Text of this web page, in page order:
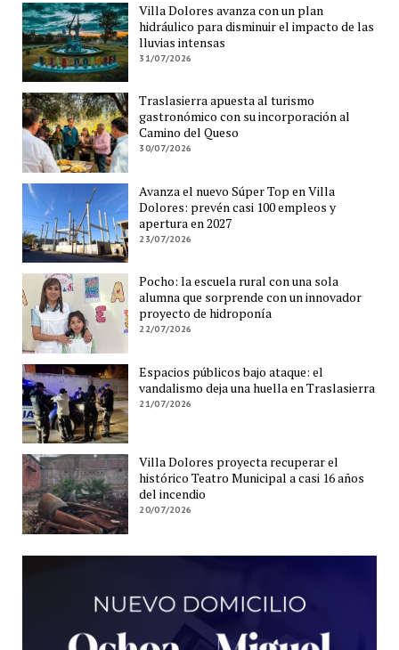
Villa Dolores avanza con un plan
hidráulico para disminuir el impacto de las
lluvias intensas
31/07/2026
Traslasierra apuesta al turismo
gastronómico con su incorporación al
Camino del Queso
30/07/2026
Avanza el nuevo Súper Top en Villa
Dolores: prevén casi 100 empleos y
apertura en 2027
23/07/2026
Pocho: la escuela rural con una sola
alumna que sorprende con un innovador
proyecto de hidroponía
22/07/2026
Espacios públicos bajo ataque: el
vandalismo deja una huella en Traslasierra
21/07/2026
Villa Dolores proyecta recuperar el
histórico Teatro Municipal a casi 16 años
del incendio
20/07/2026